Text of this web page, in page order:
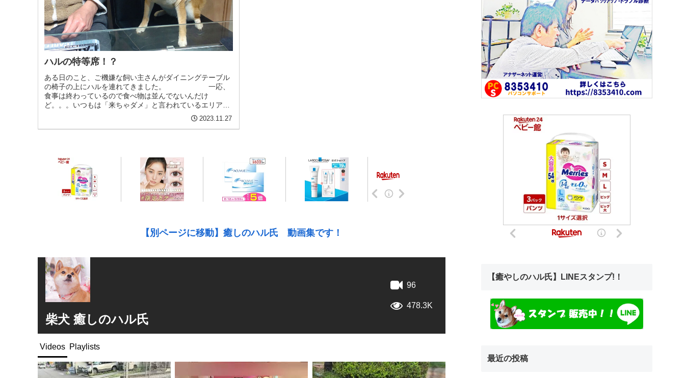
ハルの特等席！？
ある日のこと、ご機嫌な飼い主さんがダイニングテーブル
の椅子の上にハルを連れてきました。 一応、
食事は終わっているので食べ物は並んでないんだけ
ど。。。いつもは「来ちゃダメ」と言われているエリアな
2023.11.27
【別ページに移動】癒しのハル氏 動画集です！
柴犬 癒しのハル氏
96
478.3K
Videos Playlists
【癒やしのハル氏】LINEスタンプ!！
最近の投稿